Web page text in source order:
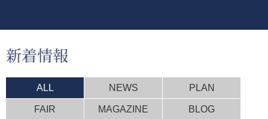
ALL NEWS PLAN
FAIR MAGAZINE BLOG